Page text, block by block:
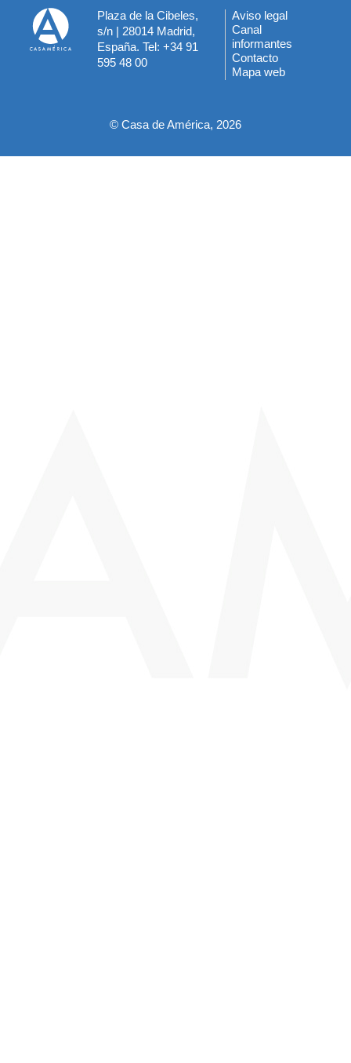
Plaza de la Cibeles,
s/n | 28014 Madrid,
España. Tel: +34 91
595 48 00
Menú
del
pie
Aviso legal
Canal
informantes
Contacto
Mapa web
© Casa de América, 2026